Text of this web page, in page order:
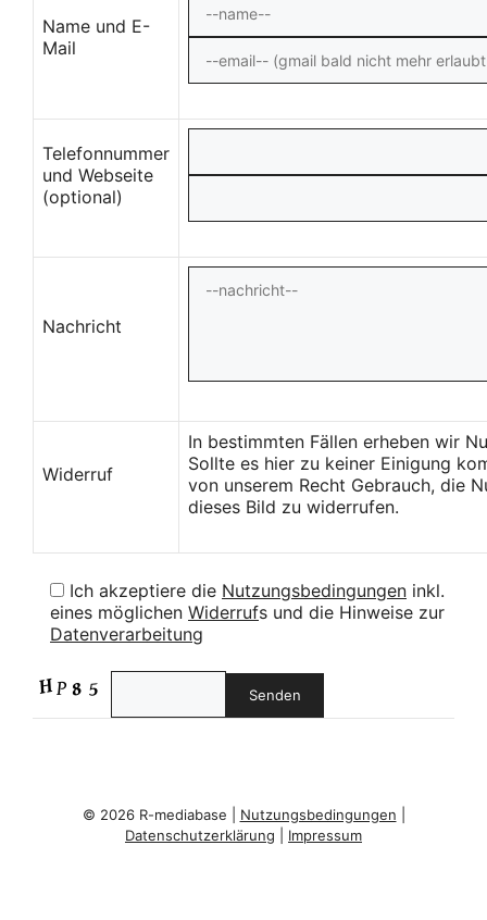
Name und E-
Mail
Telefonnummer
und Webseite
(optional)
Nachricht
Widerruf
In bestimmten Fällen erheben wir
Sollte es hier zu keiner Einigung
von unserem Recht Gebrauch, die
dieses Bild zu widerrufen.
Ich akzeptiere die Nutzungsbedingungen inkl.
eines möglichen Widerrufs und die Hinweise zur
Datenverarbeitung
© 2026 R-mediabase | Nutzungsbedingungen
Datenschutzerklärung
Impressum